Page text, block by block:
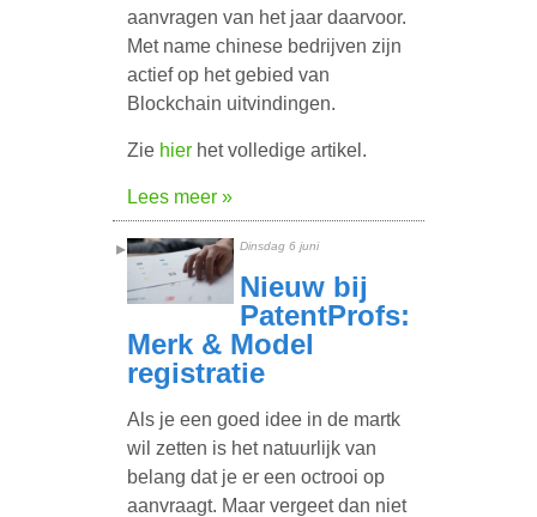
aanvragen van het jaar daarvoor.
Met name chinese bedrijven zijn
actief op het gebied van
Blockchain uitvindingen.
Zie hier het volledige artikel.
Lees meer »
Dinsdag 6 juni
Nieuw bij
PatentProfs:
Merk & Model
registratie
Als je een goed idee in de martk
wil zetten is het natuurlijk van
belang dat je er een octrooi op
aanvraagt. Maar vergeet dan niet